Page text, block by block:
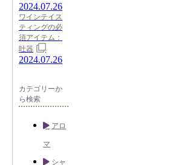
2024.07.26
ワインテイス
ティングの必
須アイテム：
吐器
2024.07.26
カテゴリーか
ら検索
アロ
マ
シャ